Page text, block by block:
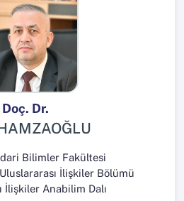
Doç. Dr.
Bilimler Fakültesi
İlişkiler Bölümü
İlişkiler Anabilim Dalı